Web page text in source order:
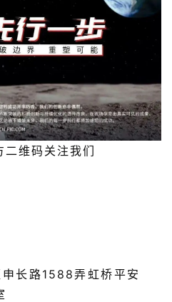
二维码关注我们
长路1588弄虹桥平安